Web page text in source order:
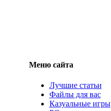
Меню сайта
Лучшие статьи
Файлы для вас
Казуальные игры